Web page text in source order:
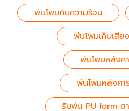
พ่นโพมกันความร้อน
พ่นโพมเก็บเสีย
พ่นโพมหลังค
พ่นโพมหลังคา
รับพ่น PU form ตา